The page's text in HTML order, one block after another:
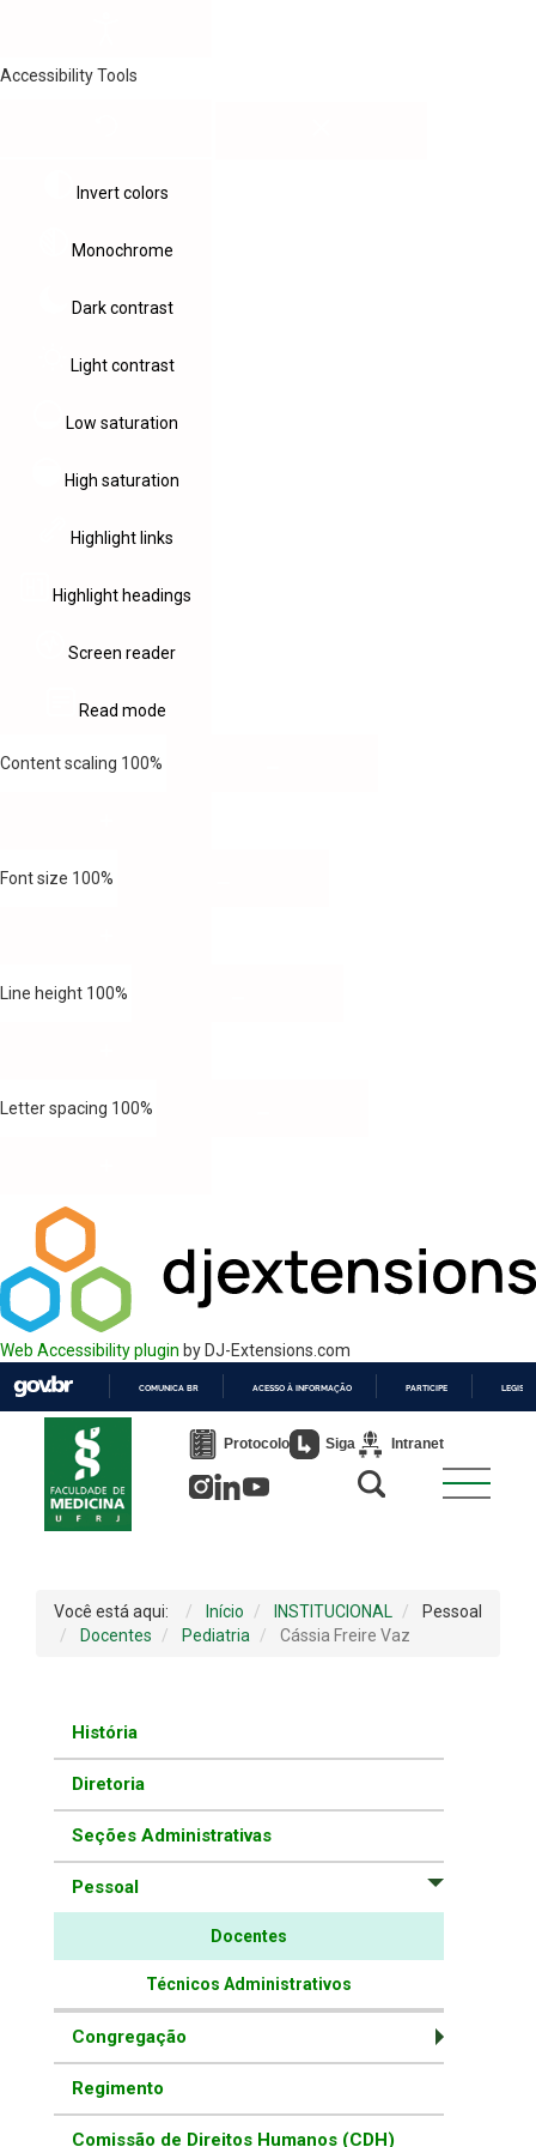
Accessibility Tools
Invert colors
Monochrome
Dark contrast
Light contrast
Low saturation
High saturation
Highlight links
Highlight headings
Screen reader
Read mode
Content scaling 100%
Font size 100%
Line height 100%
Letter spacing 100%
Web Accessibility plugin by DJ-Extensions.com
PARA
COMUNICA BR ACESSO À INFORMAÇÃO PARTICIPE
Protocolo Siga Intranet
Você está aqui: Início INSTITUCIONAL
Pessoal
Docentes
Pediatria Cássia Freire Vaz
História
Diretoria
Seções Administrativas
Pessoal
Docentes
Técnicos Administrativos
Congregação
Regimento
Comissão de Direitos Humanos (CDH)